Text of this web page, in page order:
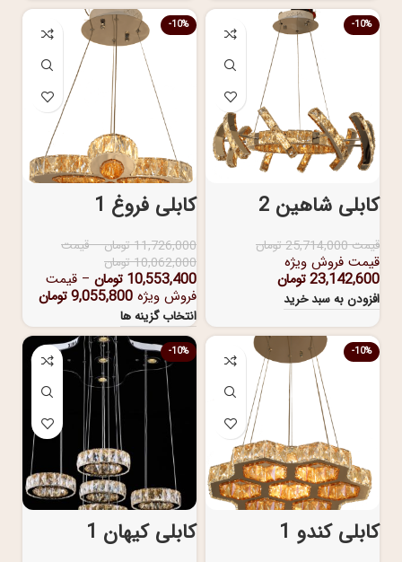
-10%
کابلی شاهین 2
قیمت25,714,000تومان
قیمت فروش ویژه
23,142,600تومان
افزودن به سبد خرید
-10%
کابلی فروغ 1
11,726,000تومان–قیمت
10,062,000تومان
10,553,400 تومان – قیمت
فروش ویژه 9,055,800تومان
انتخاب گزینه ها
-10%
کابلی کندو 1
-10%
کابلی کیهان 1